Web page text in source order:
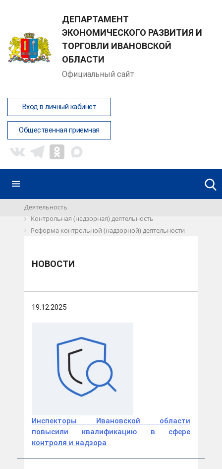
ДЕПАРТАМЕНТ
ЭКОНОМИЧЕСКОГО РАЗВИТИЯ И
ТОРГОВЛИ ИВАНОВСКОЙ
ОБЛАСТИ
Официальный сайт
Вход в личный кабинет
Общественная приемная
Деятельность
Контрольная (надзорная) деятельность
Реформа контрольной (надзорной) деятельности
НОВОСТИ
19.12.2025
Инспекторы Ивановской области
повысили квалификацию в сфере
контроля и надзора